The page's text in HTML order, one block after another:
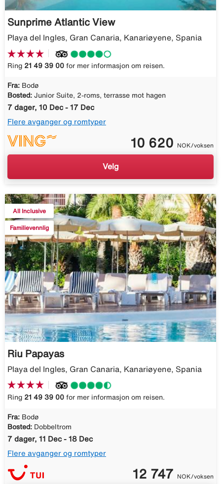
Sunprime Atlantic View
Playa del Ingles, Gran Canaria, Kanariøyene, Spania
Ring 21 49 39 00 for mer informasjon om reisen.
Fra: Bodø
Bosted: Junior Suite, 2-roms, terrasse mot hagen
7 dager, 10 Dec - 17 Dec
Flere avganger og romtyper
10 620 NOK/voksen
Velg
All Inclusive
Familievennlig
Riu Papayas
Playa del Ingles, Gran Canaria, Kanariøyene, Spania
Ring 21 49 39 00 for mer informasjon om reisen.
Fra: Bodø
Bosted: Dobbeltrom
7 dager, 11 Dec - 18 Dec
Flere avganger og romtyper
12 747 NOK/voksen